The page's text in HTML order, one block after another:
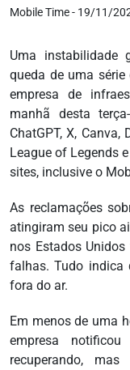
Mobile Time - 19/11/
Uma instabilidade
queda de uma
empresa de
manhã desta
ChatGPT, X, Canva,
League of Legends
sites, inclusive o
As reclamações
atingiram seu pico
nos Estados
falhas. Tudo indica
fora do ar.
Em menos de uma
empresa
recuperando,